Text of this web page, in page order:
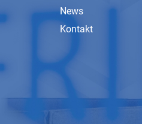
News
Kontakt